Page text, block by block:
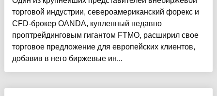
торговой индустрии, североамериканский форекс и
CFD-брокер OANDA, купленный недавно
проптрейдинговым гигантом FTMO, расширил свое
торговое предложение для европейских клиентов,
добавив в него биржевые ин...